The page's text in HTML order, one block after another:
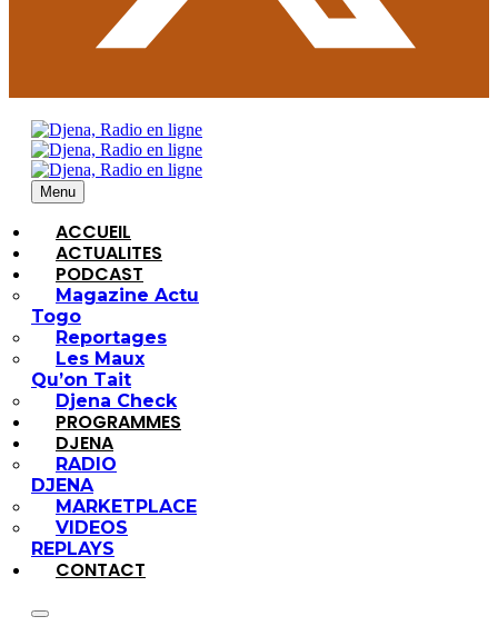
Menu
ACCUEIL
ACTUALITES
PODCAST
Magazine Actu
Togo
Reportages
Les Maux
Qu’on Tait
Djena Check
PROGRAMMES
DJENA
RADIO
DJENA
MARKETPLACE
VIDEOS
REPLAYS
CONTACT